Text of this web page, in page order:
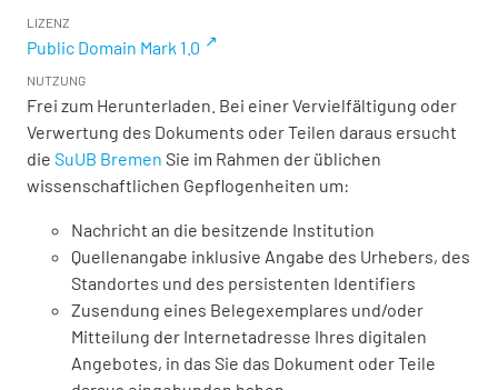
LIZENZ
Public Domain Mark 1.0
NUTZUNG
Frei zum Herunterladen. Bei einer Vervielfältigung oder
Verwertung des Dokuments oder Teilen daraus ersucht
die SuUB Bremen Sie im Rahmen der üblichen
wissenschaftlichen Gepflogenheiten um:
Nachricht an die besitzende Institution
Quellenangabe inklusive Angabe des Urhebers, des
Standortes und des persistenten Identifiers
Zusendung eines Belegexemplares und/oder
Mitteilung der Internetadresse Ihres digitalen
Angebotes, in das Sie das Dokument oder Teile